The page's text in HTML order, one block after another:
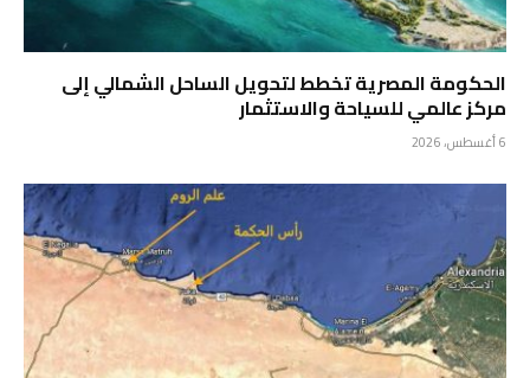
الحكومة المصرية تخطط لتحويل الساحل الشمالي إلى
مركز عالمي للسياحة والاستثمار
6 أغسطس، 2026